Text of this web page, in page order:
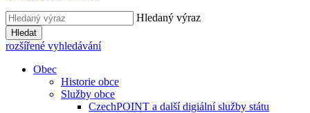
Hledaný výraz
Hledat
rozšířené vyhledávání
Obec
Historie obce
Služby obce
CzechPOINT a další digiální služby státu